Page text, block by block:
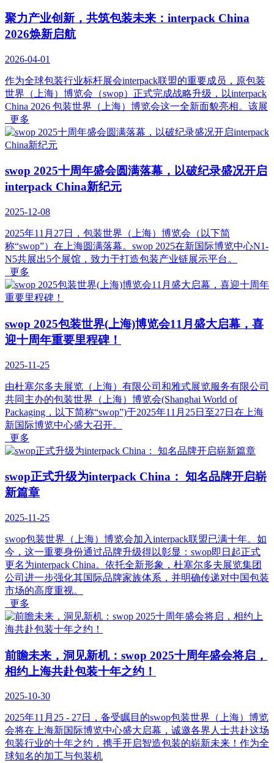
聚力产业创新，共筑包装未来：interpack China
2026焕新启航
2026-04-01
作为全球包装行业标杆展会interpack联盟的重要成员，原包装
世界（上海）博览会（swop）正式完成战略升级，以interpack
China 2026 包装世界（上海）博览会这一全新面貌亮相。该展
更多
swop 2025十周年盛会圆满落幕，以破纪录盛况开启
interpack China新纪元
2025-12-08
2025年11月27日，包装世界（上海）博览会（以下简
称“swop”）在上海圆满落幕。swop 2025在新国际博览中心N1-
N5共展出5个展馆，致力于打造包装产业链展示平台。
更多
swop 2025包装世界(上海)博览会11月盛大启幕，喜
迎十周年重要里程碑！
2025-11-25
由杜塞尔多夫展览（上海）有限公司和雅式展览服务有限公司
共同主办的包装世界（上海）博览会(Shanghai World of
Packaging，以下简称“swop”)于2025年11月25日至27日在上海
新国际博览中心盛大召开。
更多
swop正式升级为interpack China： 知名品牌开启崭
新篇章
2025-11-25
swop包装世界（上海）博览会加入interpack联盟已满十年。如
今，这一重要身份通过品牌升级得以彰显：swop即日起正式
更名为interpack China。依托全新形象，杜塞尔多夫展览集团
公司进一步强化其国际品牌家族体系，并明确传递对中国包装
市场的高度重视。
更多
前瞻未来，洞见新机：swop 2025十周年盛会将启，
相约上海共赴包装十年之约！
2025-10-30
2025年11月25 - 27日，备受瞩目的swop包装世界（上海）博览
会将在上海新国际博览中心盛大启幕，诚邀各界人士共赴这场
包装行业的十年之约，携手开启智造包装的崭新未来！作为全
球知名的加工与包装机